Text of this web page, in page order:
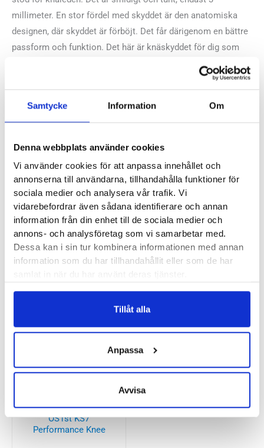
Samtycke Information Om
Denna webbplats använder cookies
Vi använder cookies för att anpassa innehållet och
annonserna till användarna, tillhandahålla funktioner för
sociala medier och analysera vår trafik. Vi
vidarebefordrar även sådana identifierare och annan
information från din enhet till de sociala medier och
annons- och analysföretag som vi samarbetar med.
Dessa kan i sin tur kombinera informationen med annan
information som du har tillhandahållit eller som de har
Tillåt alla
Anpassa
Avvisa
millimeter. En stor fördel med skyddet är den anatomiska
designen, där skyddet är förböjt. Det får därigenom en bättre
passform och funktion. Det här är knäskyddet för dig som
har överansträngt knäleden, har diffusa smärtor eller svullnad
Mediroyal artikelnummer:SRX850
Recensioner
Andra köpte också...
Bauerfeind Sports
600kr
OS1st KS7
Performance Knee